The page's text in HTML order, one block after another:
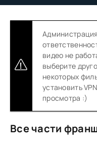
видео не
выберите
некоторых
установить
просмотра :)
Все части